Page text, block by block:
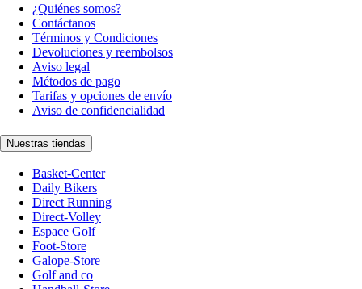
¿Quiénes somos?
Contáctanos
Términos y Condiciones
Devoluciones y reembolsos
Aviso legal
Métodos de pago
Tarifas y opciones de envío
Aviso de confidencialidad
Nuestras tiendas
Basket-Center
Daily Bikers
Direct Running
Direct-Volley
Espace Golf
Foot-Store
Galope-Store
Golf and co